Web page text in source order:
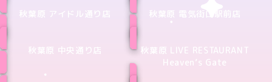
秋葉原 アイドル通り店 秋葉原 電気街口駅前店
秋葉原 中央通り店
秋葉原 LIVE RESTAURANT
Heaven’s Gate